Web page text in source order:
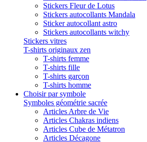
Stickers Fleur de Lotus
Stickers autocollants Mandala
Sticker autocollant astro
Stickers autocollants witchy
Stickers vitres
T-shirts originaux zen
T-shirts femme
T-shirts fille
T-shirts garçon
T-shirts homme
Choisir par symbole
Symboles géométrie sacrée
Articles Arbre de Vie
Articles Chakras indiens
Articles Cube de Métatron
Articles Décagone